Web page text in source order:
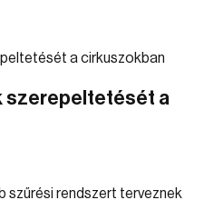
szerepeltetését a